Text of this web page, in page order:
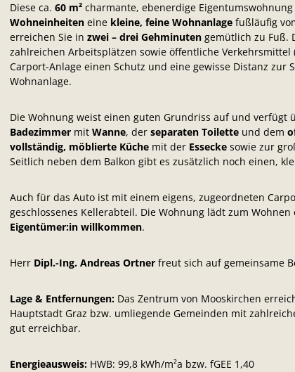
Diese ca. 60 m² charmante, ebenerdige
Wohneinheiten eine kleine, feine Wohnanlage fußläufig
erreichen Sie in zwei – drei Gehminuten gemütlich zu Fuß.
zahlreichen Arbeitsplätzen sowie öffentliche
Carport-Anlage einen Schutz und eine gewisse Distanz
Wohnanlage.
Die Wohnung weist einen guten Grundriss auf und verfügt
Badezimmer mit Wanne, der separaten Toilette und dem
vollständig, möblierte Küche mit der Essecke sowie zur
Seitlich neben dem Balkon gibt es zusätzlich noch einen,
Auch für das Auto ist mit einem eigens, zugeordneten
geschlossenes Kellerabteil. Die Wohnung lädt zum
Eigentümer:in willkommen.
Herr Dipl.-Ing. Andreas Ortner freut sich auf gemeinsame
Lage & Entfernungen: Das Zentrum von Mooskirchen
Hauptstadt Graz bzw. umliegende Gemeinden mit
gut erreichbar.
Energieausweis: HWB: 99,8 kWh/m²a bzw. fGEE 1,40